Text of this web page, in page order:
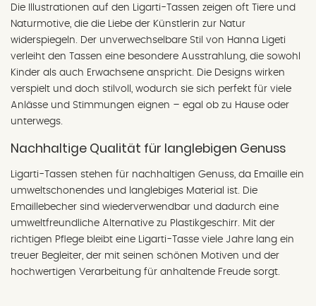
Die Illustrationen auf den Ligarti-Tassen zeigen oft Tiere und
Naturmotive, die die Liebe der Künstlerin zur Natur
widerspiegeln. Der unverwechselbare Stil von Hanna Ligeti
verleiht den Tassen eine besondere Ausstrahlung, die sowohl
Kinder als auch Erwachsene anspricht. Die Designs wirken
verspielt und doch stilvoll, wodurch sie sich perfekt für viele
Anlässe und Stimmungen eignen – egal ob zu Hause oder
unterwegs.
Nachhaltige Qualität für langlebigen Genuss
Ligarti-Tassen stehen für nachhaltigen Genuss, da Emaille ein
umweltschonendes und langlebiges Material ist. Die
Emaillebecher sind wiederverwendbar und dadurch eine
umweltfreundliche Alternative zu Plastikgeschirr. Mit der
richtigen Pflege bleibt eine Ligarti-Tasse viele Jahre lang ein
treuer Begleiter, der mit seinen schönen Motiven und der
hochwertigen Verarbeitung für anhaltende Freude sorgt.